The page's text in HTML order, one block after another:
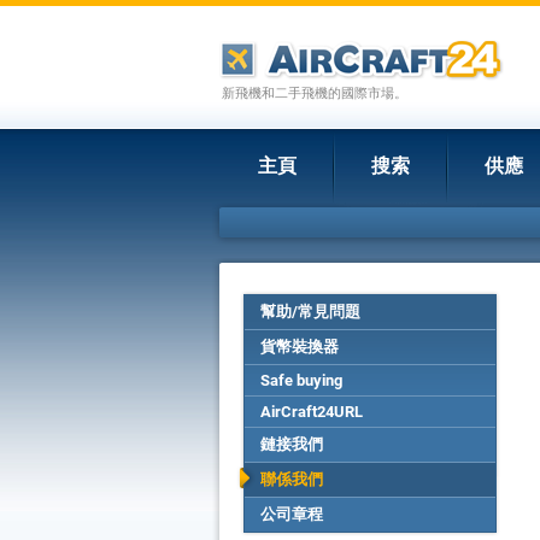
新飛機和二手飛機的國際市場。
主頁 搜索 供應
幫助/常見問題
貨幣裝換器
Safe buying
AirCraft24URL
鏈接我們
聯係我們
公司章程